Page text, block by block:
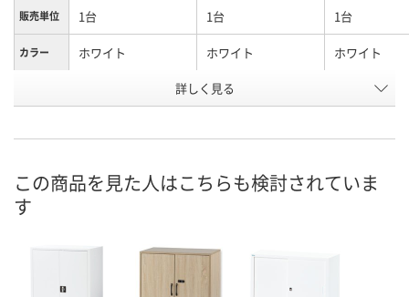
販売単位 1台 1台 1台
カラー ホワイト ホワイト ホワイト
1120mm 1850mm
号
在庫
8月26日（水）
詳しく見る
この商品を見た人はこちらも検討されていま
す